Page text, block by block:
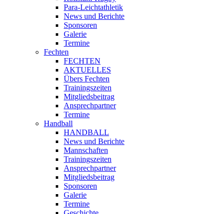
Para-Leichtathletik
News und Berichte
Sponsoren
Galerie
Termine
Fechten
FECHTEN
AKTUELLES
Übers Fechten
Trainingszeiten
Mitgliedsbeitrag
Ansprechpartner
Termine
Handball
HANDBALL
News und Berichte
Mannschaften
Trainingszeiten
Ansprechpartner
Mitgliedsbeitrag
Sponsoren
Galerie
Termine